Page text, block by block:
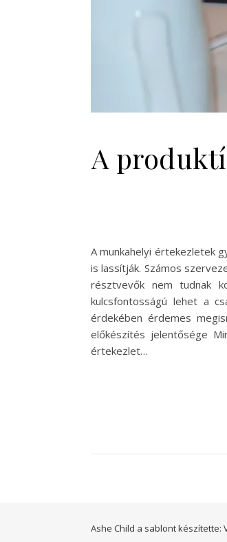
A
A munkahelyi értekezletek
is lassítják. Számos
résztvevők nem tudnak
kulcsfontosságú lehet a
érdekében érdemes
előkészítés jelentősége
értekezlet…
Ashe Child a sablont készítette: